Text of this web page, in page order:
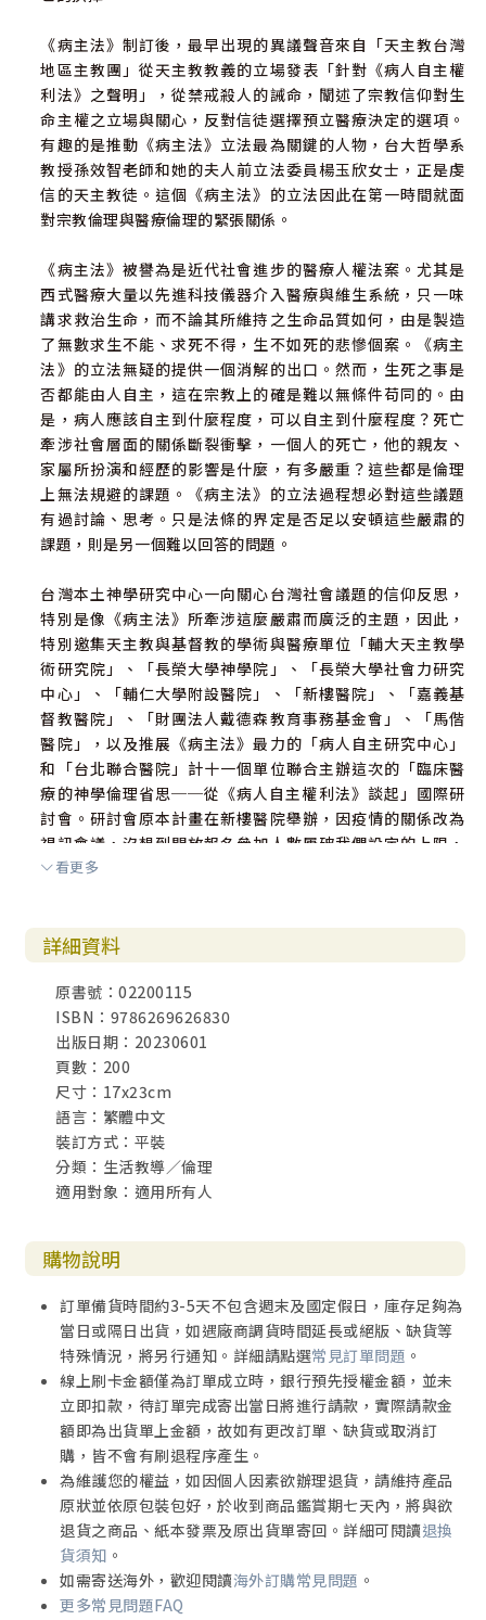
論《病人自主權利法》與安樂死的關係／符文
玲…………………… 130
從辯證思維與基督教情境倫理透過療癒杯模式落實《病人自
主權利法》／
方俊
凱…………………………………………………………………
生命的主權：面對上帝的慈悲／黃伯
和……………………………… 157
附錄
附錄一：研討會流程
表………………………………………………… 168
附錄二：講員介
紹……………………………………………………… 170
介………………………………………………… 176
附錄四：與會者名
單…………………………………………………… 189
《病主法》制訂後，最早出現的異議聲音來自「天主教台灣
地區主教團」從天主教教義的立場發表「針對《病人自主權
利法》之聲明」，從禁戒殺人的誡命，闡述了宗教信仰對生
命主權之立場與關心，反對信徒選擇預立醫療決定的選項。
有趣的是推動《病主法》立法最為關鍵的人物，台大哲學系
教授孫效智老師和她的夫人前立法委員楊玉欣女士，正是虔
信的天主教徒。這個《病主法》的立法因此在第一時間就面
對宗教倫理與醫療倫理的緊張關係。
《病主法》被譽為是近代社會進步的醫療人權法案。尤其是
西式醫療大量以先進科技儀器介入醫療與維生系統，只一味
講求救治生命，而不論其所維持之生命品質如何，由是製造
了無數求生不能、求死不得，生不如死的悲慘個案。《病主
法》的立法無疑的提供一個消解的出口。然而，生死之事是
否都能由人自主，這在宗教上的確是難以無條件苟同的。由
是，病人應該自主到什麼程度，可以自主到什麼程度？死亡
牽涉社會層面的關係斷裂衝擊，一個人的死亡，他的親友、
家屬所扮演和經歷的影響是什麼，有多嚴重？這些都是倫理
上無法規避的課題。《病主法》的立法過程想必對這些議題
有過討論、思考。只是法條的界定是否足以安頓這些嚴肅的
課題，則是另一個難以回答的問題。
台灣本土神學研究中心一向關心台灣社會議題的信仰反思，
特別是像《病主法》所牽涉這麼嚴肅而廣泛的主題，因此，
特別邀集天主教與基督教的學術與醫療單位「輔大天主教學
術研究院」、「長榮大學神學院」、「長榮大學社會力研究
中心」、「輔仁大學附設醫院」、「新樓醫院」、「嘉義基
督教醫院」、「財團法人戴德森教育事務基金會」、「馬偕
醫院」，以及推展《病主法》最力的「病人自主研究中心」
和「台北聯合醫院」計十一個單位聯合主辦這次的「臨床醫
療的神學倫理省思──從《病人自主權利法》談起」國際研
討會。研討會原本計畫在新樓醫院舉辦，因疫情的關係改為
視訊會議，沒想到開放報名參加人數屢破我們設定的上限，
為了讓有意參加者都有機會參與，我們獲得新樓醫院院長及
在此要特別感謝輔大天主教學術研究院司馬忠院長的大力協
助，孫效智教授與【病人自主研究中心】的支持，以及新樓
醫院提供場地、網路技術的服務。十個參與聯合主辦的單位
的積極參與與全力配合，推薦講師、分擔主持工作，都是此
次研討會能順利成功的重要因素。希望這些論文的集結出
版，能延續這個重要而嚴肅的主題在醫療單位，宗教團體以
及社會大眾持續、共同的關心與討論，來促成一個更關心生
命尊嚴、更重視醫療人權的進步的台灣社會。榮耀歸於上
主。
看更多
詳細資料
原書號：02200115
ISBN：9786269626830
出版日期：20230601
頁數：200
尺寸：17x23cm
語言：繁體中文
裝訂方式：平裝
分類：生活教導／倫理
適用對象：適用所有人
購物說明
訂單備貨時間約3-5天不包含週末及國定假日，庫存足夠為
當日或隔日出貨，如遇廠商調貨時間延長或絕版、缺貨等
特殊情況，將另行通知。詳細請點選常見訂單問題 。
線上刷卡金額僅為訂單成立時，銀行預先授權金額，並未
立即扣款，待訂單完成寄出當日將進行請款，實際請款金
額即為出貨單上金額，故如有更改訂單、缺貨或取消訂
購，皆不會有刷退程序產生。
為維護您的權益，如因個人因素欲辦理退貨，請維持產品
原狀並依原包裝包好，於收到商品鑑賞期七天內，將與欲
退貨之商品、紙本發票及原出貨單寄回。詳細可閱讀退換
貨須知 。
如需寄送海外，歡迎閱讀海外訂購常見問題 。
更多常見問題FAQ